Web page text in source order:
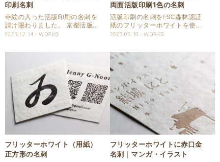
印刷名刺
寺紋の入った活版印刷の名刺を
請け賜わりました。 京都活版印
刷所店頭にお越し頂きご希望を
す。 用紙はフリッターホワイト
品：名刺 サイズ：5..
2023.12.14 WORKS
両面活版印刷1色の名刺
活版印刷の名刺をFSC森林認証
紙のフリッターホワイトを使っ
て請け賜わりました。 両面1色
片面はCAPPANSTUDIOオリジ
ナルのマットスミ、裏面はDIC
で特色指定頂いています。 QR
コード..
2023.08.18 WORKS
フリッターホワイト（用紙）
正方形の名刺
フリッターホワイトに赤口金
名刺｜マンガ・イラスト